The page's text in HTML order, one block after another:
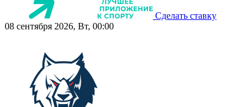
Сделать ставку
08 сентября 2026, Вт, 00:00